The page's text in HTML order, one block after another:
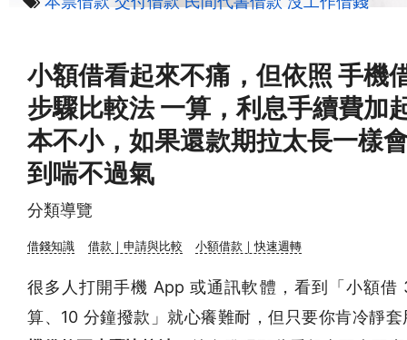
小額借看起來不痛，但依照 手機
步驟比較法 一算，利息手續費加
本不小，如果還款期拉太長一樣
到喘不過氣
分類導覽
借錢知識 借款｜申請與比較 小額借款｜快速週轉
很多人打開手機 App 或通訊軟體，看到「小額借
算、10 分鐘撥款」就心癢難耐，但只要你肯冷靜